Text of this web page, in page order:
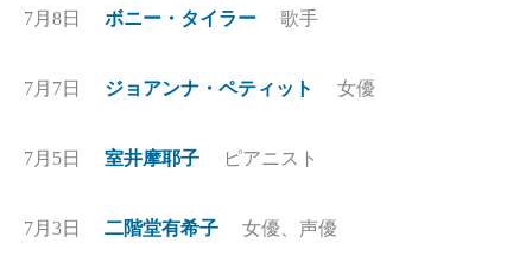
7月8日 ボニー・タイラー 歌手
7月7日 ジョアンナ・ペティット 女優
7月5日 室井摩耶子 ピアニスト
7月3日 二階堂有希子 女優、声優